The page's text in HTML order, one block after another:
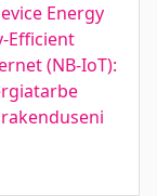
Energy
Eﬃcient
(NB-IoT):